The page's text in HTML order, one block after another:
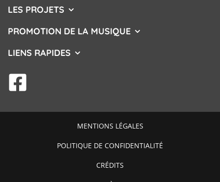
LES PROJETS AFFICHER/MASQUER LE MENU
PROMOTION DE LA MUSIQUE AFFICHER/MASQUER
LIENS RAPIDES AFFICHER/MASQUER LE MENU
MENTIONS LÉGALES
POLITIQUE DE CONFIDENTIALITÉ
CRÉDITS